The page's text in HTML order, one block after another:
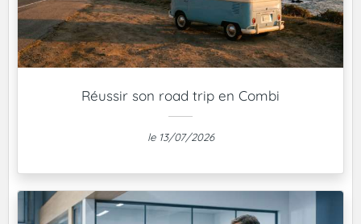
Réussir son road trip en Combi
le 13/07/2026